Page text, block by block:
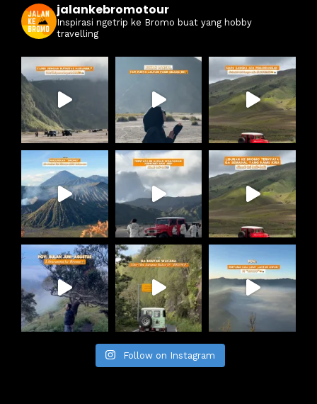
jalankebromotour
Inspirasi ngetrip ke Bromo buat yang hobby
travelling
Follow on Instagram